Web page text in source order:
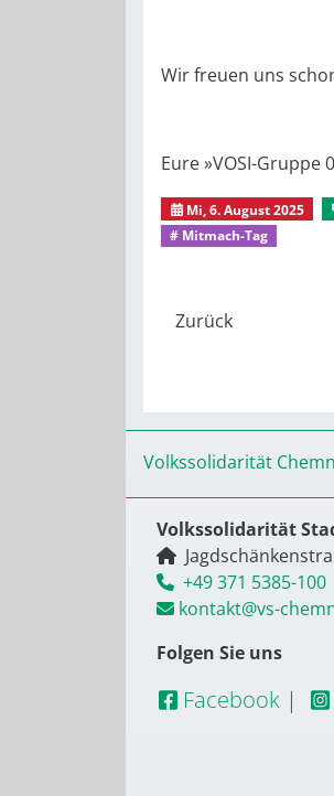
Wir freuen uns
Eure »VOSI-Gruppe
Mi, 6. August 2025
# Mitmach-Tag
Volkssolidarität
Volkssolidarität
+49 371 5385-100
kontakt@vs-
Folgen Sie uns
Facebook |